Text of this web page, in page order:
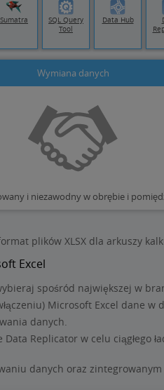
Sumatra
SQL Query
Tool
Data Hub
Wymiana danych
i niezawodny w obrębie i
plików XLSX dla arkuszy
Excel
spośród największej w
Microsoft Excel dane w
danych.
Replicator w celu ciągłego
danych oraz